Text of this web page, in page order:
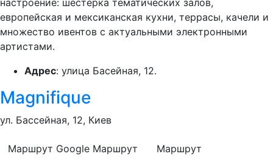
настроение: шестерка тематических залов,
европейская и мексиканская кухни, террасы, качели и
множество ивентов с актуальными электронными
артистами.
Адрес: улица Басейная, 12.
Magnifique
ул. Бассейная, 12, Киев
Маршрут Google Маршрут
Маршрут